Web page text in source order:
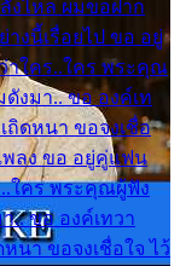
งไหล ผมขอฝาก
างนี้เรื่อยไป ขอ อยู่
าใคร..ใคร พระคุณ
งมา.. ขอ องค์เท
ดหนา ขอจงเชื่อ
พลง ขอ อยู่คู่แฟน
..ใคร พระคุณผู้ฟัง
.. ขอ องค์เทวา
นา ขอจงเชื่อใจ ไว้